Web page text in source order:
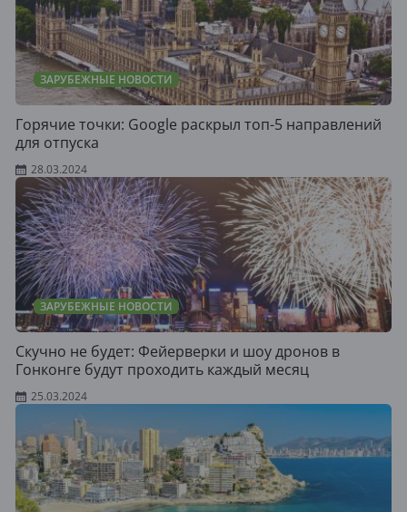
ЗАРУБЕЖНЫЕ НОВОСТИ
Горячие точки: Google раскрыл топ-5 направлений
для отпуска
28.03.2024
ЗАРУБЕЖНЫЕ НОВОСТИ
Скучно не будет: Фейерверки и шоу дронов в
Гонконге будут проходить каждый месяц
25.03.2024